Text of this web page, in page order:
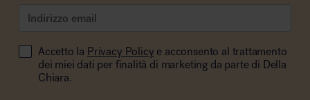
Accetto la Privacy Policy e acconsento al trattamento
dei miei dati per finalità di marketing da parte di Della
Chiara.